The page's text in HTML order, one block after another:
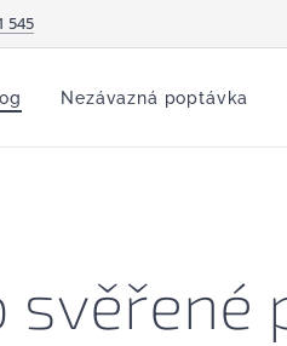
545
Nezávazná poptávka
svěřené